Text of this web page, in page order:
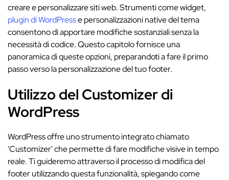
creare e personalizzare siti web. Strumenti come widget,
plugin di WordPresse personalizzazioni native del tema
consentono di apportare modifiche sostanziali senza la
necessità di codice. Questo capitolo fornisce una
panoramica di queste opzioni, preparandoti a fare il primo
passo verso la personalizzazione del tuo footer.
Utilizzo del Customizer di
WordPress
WordPress offre uno strumento integrato chiamato
'Customizer' che permette di fare modifiche visive in tempo
reale. Ti guideremo attraverso il processo di modifica del
footer utilizzando questa funzionalità, spiegando come